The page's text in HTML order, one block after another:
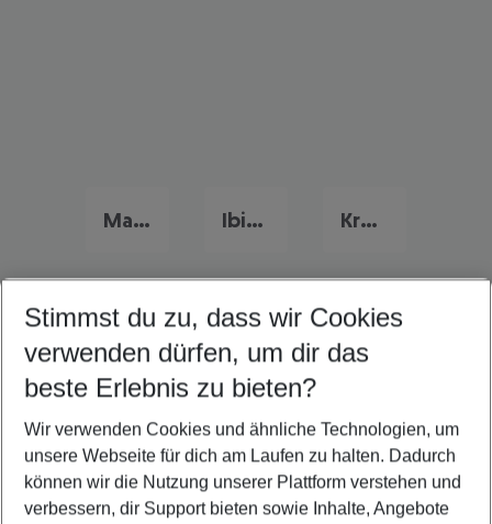
Mallorca Urlaub Ibiza Urlaub Kroatien Urlaub
Quicklinks
Pauschalreisen Adria
Familienurlaub Adria
Flug & Hotel Adria
Frübucher Angebote Adria für 2026
Stimmst du zu, dass wir Cookies
verwenden dürfen, um dir das
beste Erlebnis zu bieten?
Wir verwenden Cookies und ähnliche Technologien, um
unsere Webseite für dich am Laufen zu halten. Dadurch
können wir die Nutzung unserer Plattform verstehen und
verbessern, dir Support bieten sowie Inhalte, Angebote